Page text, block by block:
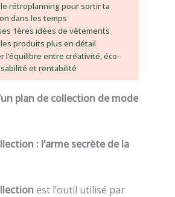
rétroplanning pour sortir ta
dans les temps
1ères idées de vêtements
produits plus en détail
l’équilibre entre créativité, éco-
et rentabilité
plan de collection de mode
: l’arme secrète de la
est l’outil utilisé par